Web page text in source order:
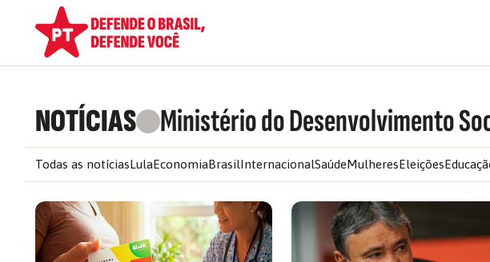
NOTÍCIAS Ministério do Desenvolvimento
Todas as notíciasLulaEconomiaBrasilInternacionalSaúdeMulheresEleições